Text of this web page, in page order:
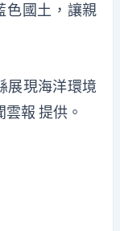
色國土，讓親
展現海洋環境
雲報 提供。